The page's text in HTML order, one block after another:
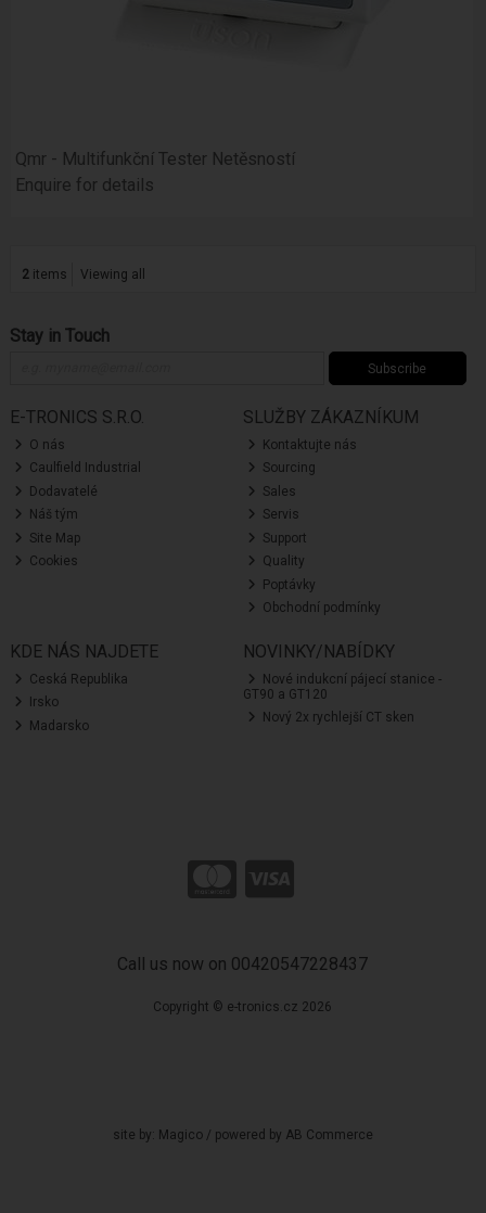
Qmr - Multifunkční Tester Netěsností
Enquire for details
2items Viewing all
Stay in Touch
Subscribe
E-TRONICS S.R.O.
O nás
Caulfield Industrial
Dodavatelé
Náš tým
Site Map
Cookies
SLUŽBY ZÁKAZNÍKUM
Kontaktujte nás
Sourcing
Sales
Servis
Support
Quality
Poptávky
Obchodní podmínky
KDE NÁS NAJDETE
Ceská Republika
Irsko
Madarsko
NOVINKY/NABÍDKY
Nové indukcní pájecí stanice -
GT90 a GT120
Nový 2x rychlejší CT sken
Call us now on 00420547228437
Copyright © e-tronics.cz 2026
site by: Magico/ powered by AB Commerce